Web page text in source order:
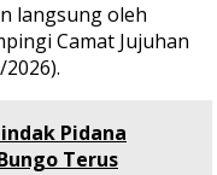
langsung oleh
Camat Jujuhan
Pidana
Terus